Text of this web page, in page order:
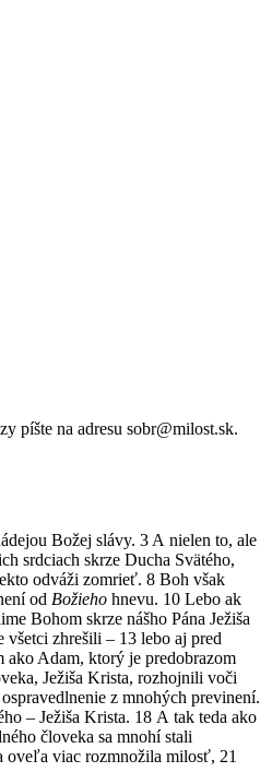
píšte na adresu sobr@milost.sk.
Božej slávy. 3 A nielen to, ale
srdciach skrze Ducha Svätého,
odváži zomrieť. 8 Boh však
od Božieho hnevu. 10 Lebo ak
Bohom skrze nášho Pána Ježiša
všetci zhrešili – 13 lebo aj pred
ako Adam, ktorý je predobrazom
Ježiša Krista, rozhojnili voči
ospravedlnenie z mnohých previnení.
– Ježiša Krista. 18 A tak teda ako
človeka sa mnohí stali
oveľa viac rozmnožila milosť, 21